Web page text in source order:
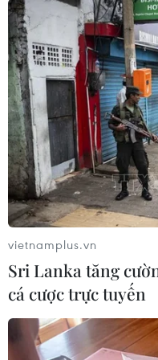
Đài thiên văn của Trung
Ngày 17/7: Nguyệt
quan sát được một
này vào rạng sáng
được không nhiều,
vietnamplus.vn
Sri Lanka tăng
cá cược trực tuyến